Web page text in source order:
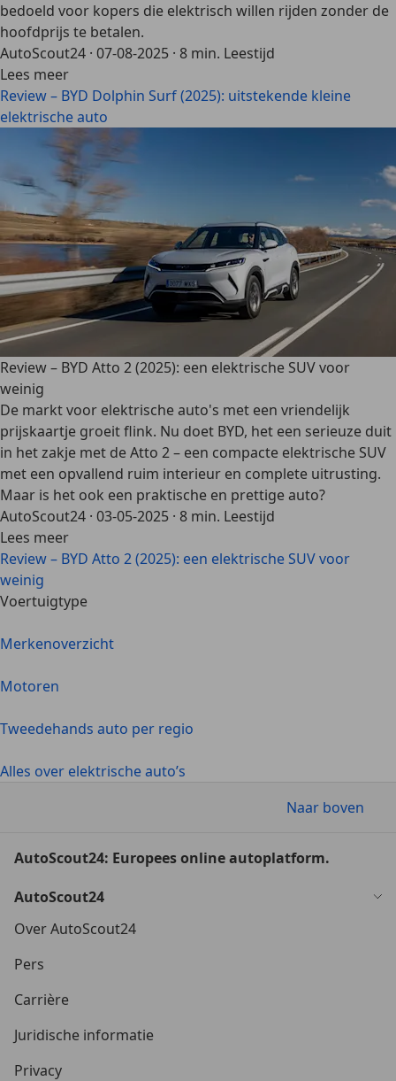
bedoeld voor kopers die elektrisch willen rijden zonder de
hoofdprijs te betalen.
AutoScout24 · 07-08-2025 · 8 min. Leestijd
Lees meer
Review – BYD Dolphin Surf (2025): uitstekende kleine
elektrische auto
Review – BYD Atto 2 (2025): een elektrische SUV voor
weinig
De markt voor elektrische auto's met een vriendelijk
prijskaartje groeit flink. Nu doet BYD, het een serieuze duit
in het zakje met de Atto 2 – een compacte elektrische SUV
met een opvallend ruim interieur en complete uitrusting.
Maar is het ook een praktische en prettige auto?
AutoScout24 · 03-05-2025 · 8 min. Leestijd
Lees meer
Review – BYD Atto 2 (2025): een elektrische SUV voor
weinig
Voertuigtype
Merkenoverzicht
Motoren
Tweedehands auto per regio
Alles over elektrische auto’s
Naar boven
AutoScout24: Europees online autoplatform.
AutoScout24
Over AutoScout24
Pers
Carrière
Juridische informatie
Privacy